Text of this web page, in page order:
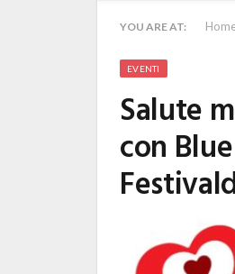
YOU ARE AT:
EVENTI
Salute
con